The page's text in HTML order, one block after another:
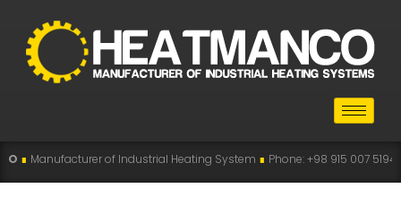
of Industrial Heating System∎Phone: +98 915 007 5194 , +98 915 112